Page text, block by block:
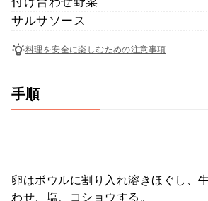
サルサソース
料理を安全に楽しむための注意事項
手順
卵はボウルに割り入れ溶きほぐし、
わせ、塩、コショウする。